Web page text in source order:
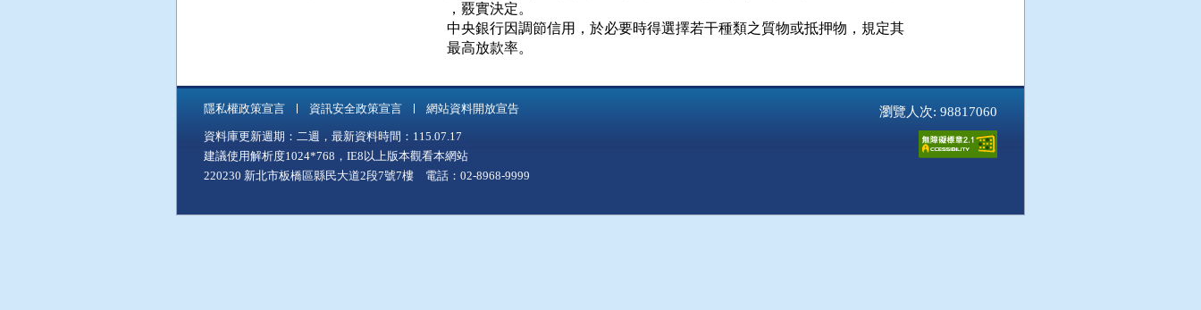
，覈實決定。
中央銀行因調節信用，於必要時得選擇若干種類之質物或抵押物，規定其
最高放款率。
隱私權政策宣言 資訊安全政策宣言 網站資料開放宣告 瀏覽人次: 98817060
資料庫更新週期：二週，最新資料時間：115.07.17
建議使用解析度1024*768，IE8以上版本觀看本網站
220230 新北市板橋區縣民大道2段7號7樓 電話：02-8968-9999